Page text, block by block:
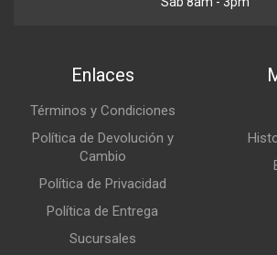
Enlaces
Términos y Condiciones
Política de Devolución y
Cambio
Política de Privacidad
Política de Entrega
Sucursales